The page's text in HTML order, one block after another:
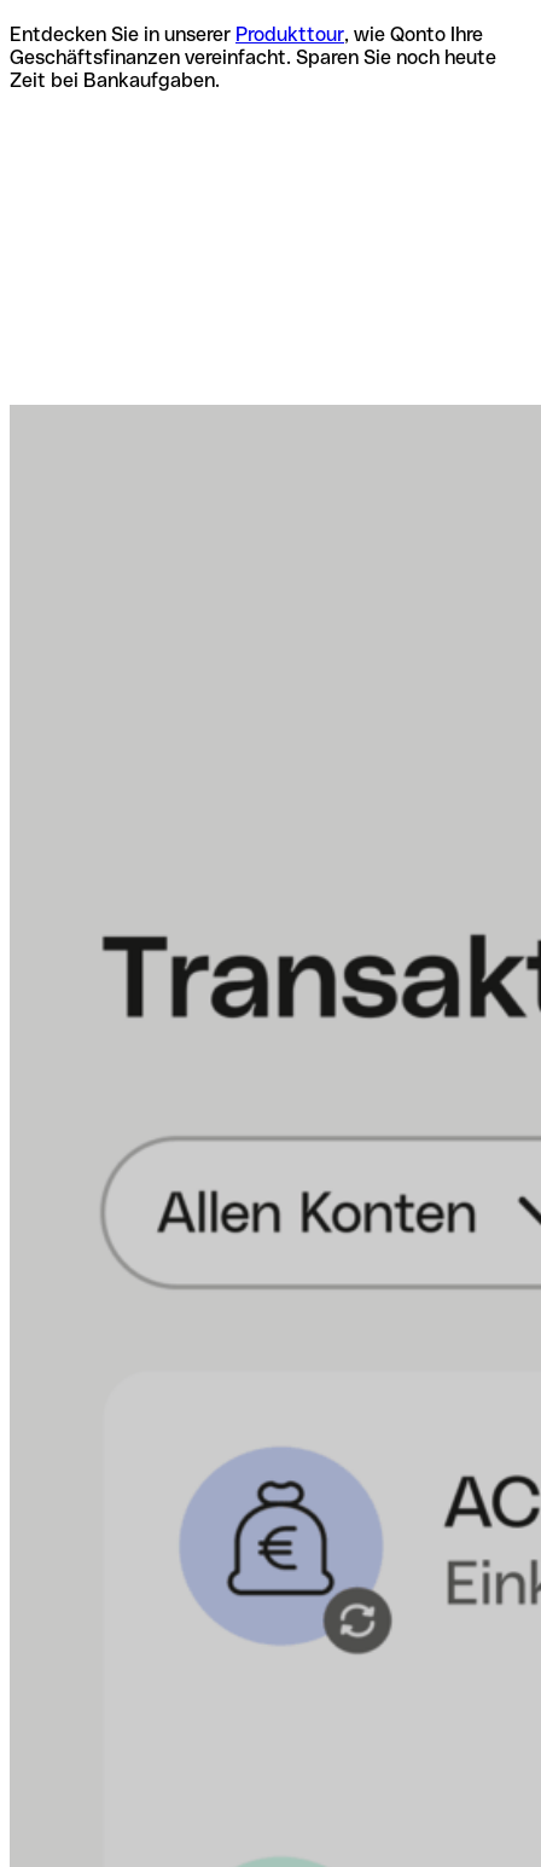
Entdecken Sie in unserer Produkttour, wie Qonto Ihre
Geschäftsfinanzen vereinfacht. Sparen Sie noch heute
Zeit bei Bankaufgaben.